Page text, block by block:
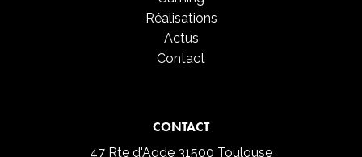
Réalisations
Actus
Contact
CONTACT
47 Rte d'Agde 31500 Toulouse